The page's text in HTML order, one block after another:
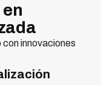
innovaciones